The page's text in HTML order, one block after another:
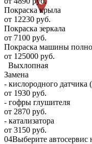
Покраска крыла
от 12230 руб.
Покраска зеркала
от 7100 руб.
Покраска машины
от 125000 руб.
Выхлопная
Замена
- кислородного датчика
от 1930 руб.
- гофры глушителя
от 2870 руб.
- катализатора
от 3150 руб.
04Выберите автосервис